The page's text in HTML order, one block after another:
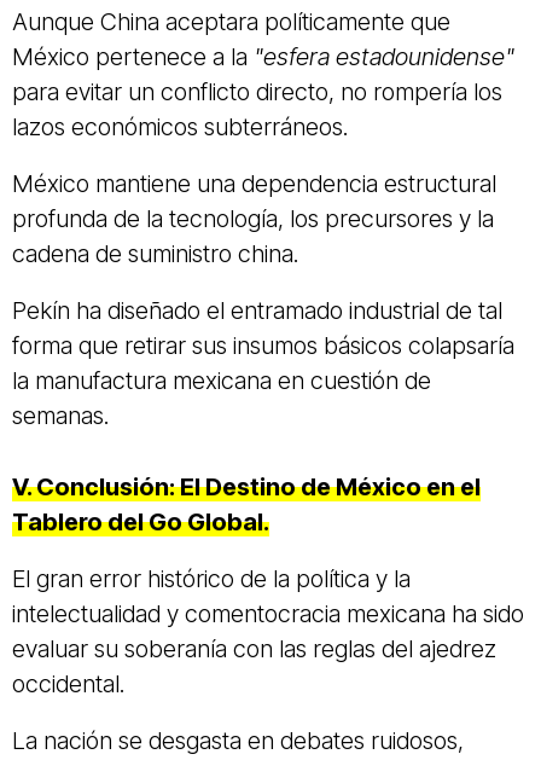
Aunque China aceptara políticamente que
México pertenece a la "esfera estadounidense"
para evitar un conflicto directo, no rompería los
lazos económicos subterráneos.
México mantiene una dependencia estructural
profunda de la tecnología, los precursores y la
cadena de suministro china.
Pekín ha diseñado el entramado industrial de tal
forma que retirar sus insumos básicos colapsaría
la manufactura mexicana en cuestión de
semanas.
V. Conclusión: El Destino de México en el
Tablero del Go Global.
El gran error histórico de la política y la
intelectualidad y comentocracia mexicana ha sido
evaluar su soberanía con las reglas del ajedrez
occidental.
La nación se desgasta en debates ruidosos,